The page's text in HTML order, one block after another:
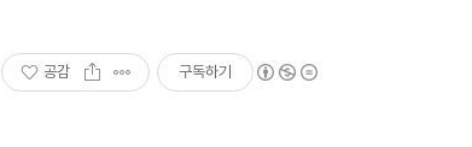
공감 구독하기